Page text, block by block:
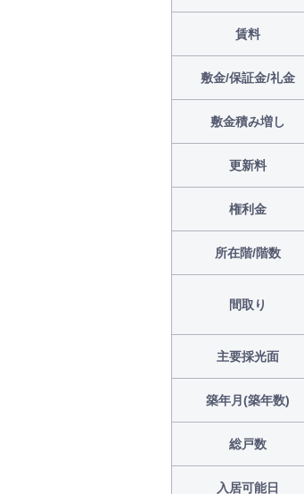
賃料
敷金/保証金/礼金
敷金積み増し
更新料
権利金
所在階/階数
間取り
主要採光面
築年月(築年数)
総戸数
入居可能日